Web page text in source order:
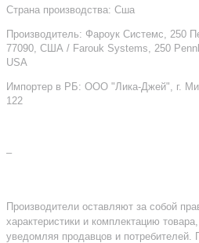
Страна производства: Сша
Производитель: Фароук Системс, 250
77090, США / Farouk Systems, 250
USA
Импортер в РБ: ООО "Лика-Джей", г.
122
–
Производители оставляют за собой
характеристики и комплектацию
уведомляя продавцов и потребителей.